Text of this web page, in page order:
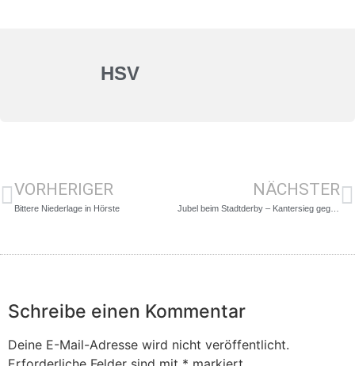
HSV
VORHERIGER
Bittere Niederlage in Hörste
NÄCHSTER
Jubel beim Stadtderby – Kantersieg gegen GWD
Schreibe einen Kommentar
Deine E-Mail-Adresse wird nicht veröffentlicht.